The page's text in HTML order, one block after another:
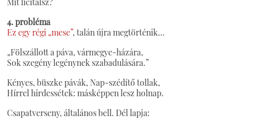
4. probléma
Ez egy régi „mese”, talán újra megtörténik…
„Fölszállott a páva, vármegye-házára,
Sok szegény legénynek szabadulására.”
Kényes, büszke pávák, Nap-szédítő tollak,
Hírrel hirdessétek: másképpen lesz holnap.
Csapatverseny, általános bell. Dél lapja: